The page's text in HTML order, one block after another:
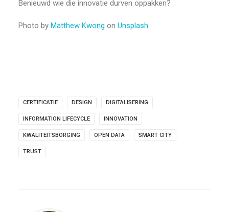
Benieuwd wie die innovatie durven oppakken?
Photo by Matthew Kwong on Unsplash
CERTIFICATIE DESIGN DIGITALISERING
INFORMATION LIFECYCLE INNOVATION
KWALITEITSBORGING OPEN DATA SMART CITY
TRUST